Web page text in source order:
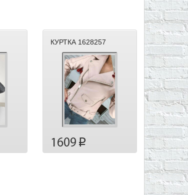
КУРТКА 1628257
1609 p